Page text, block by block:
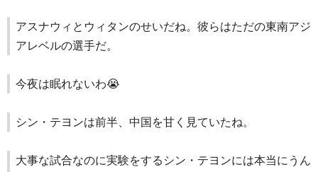
アスナウィとウィタンのせいだね。彼らはただの東南アジ
アレベルの選手だ。
今夜は眠れないわ😭
シン・テヨンは前半、中国を甘く見ていたね。
大事な試合なのに実験をするシン・テヨンには本当にうん